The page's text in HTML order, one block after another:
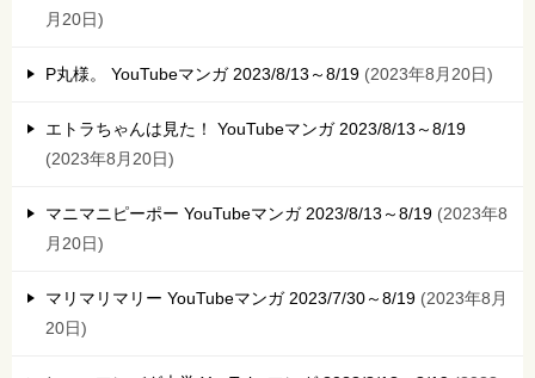
月20日
P丸様。 YouTubeマンガ 2023/8/13～8/19 2023年8月20日
エトラちゃんは見た！ YouTubeマンガ 2023/8/13～8/19
2023年8月20日
マニマニピーポー YouTubeマンガ 2023/8/13～8/19
2023年8
月20日
マリマリマリー YouTubeマンガ 2023/7/30～8/19
2023年8月
20日